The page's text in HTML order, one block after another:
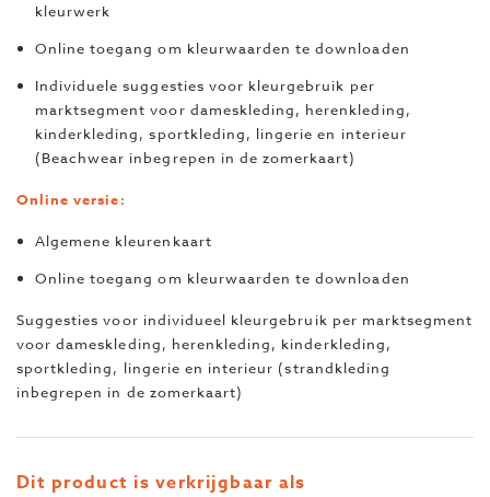
kleurwerk
Online toegang om kleurwaarden te downloaden
Individuele suggesties voor kleurgebruik per
marktsegment voor dameskleding, herenkleding,
kinderkleding, sportkleding, lingerie en interieur
(Beachwear inbegrepen in de zomerkaart)
Online versie:
Algemene kleurenkaart
Online toegang om kleurwaarden te downloaden
Suggesties voor individueel kleurgebruik per marktsegment
voor dameskleding, herenkleding, kinderkleding,
sportkleding, lingerie en interieur (strandkleding
inbegrepen in de zomerkaart)
Dit product is verkrijgbaar als